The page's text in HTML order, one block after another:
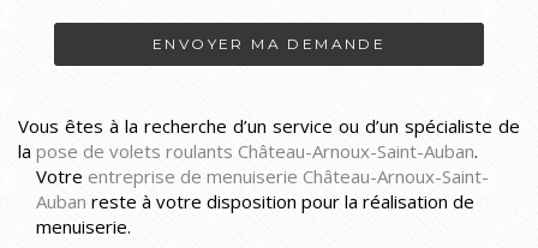
ENVOYER MA DEMANDE
Vous êtes à la recherche d’un service ou d’un spécialiste de
la pose de volets roulants Château-Arnoux-Saint-Auban.
Votre entreprise de menuiserie Château-Arnoux-Saint-
Auban reste à votre disposition pour la réalisation de
menuiserie.